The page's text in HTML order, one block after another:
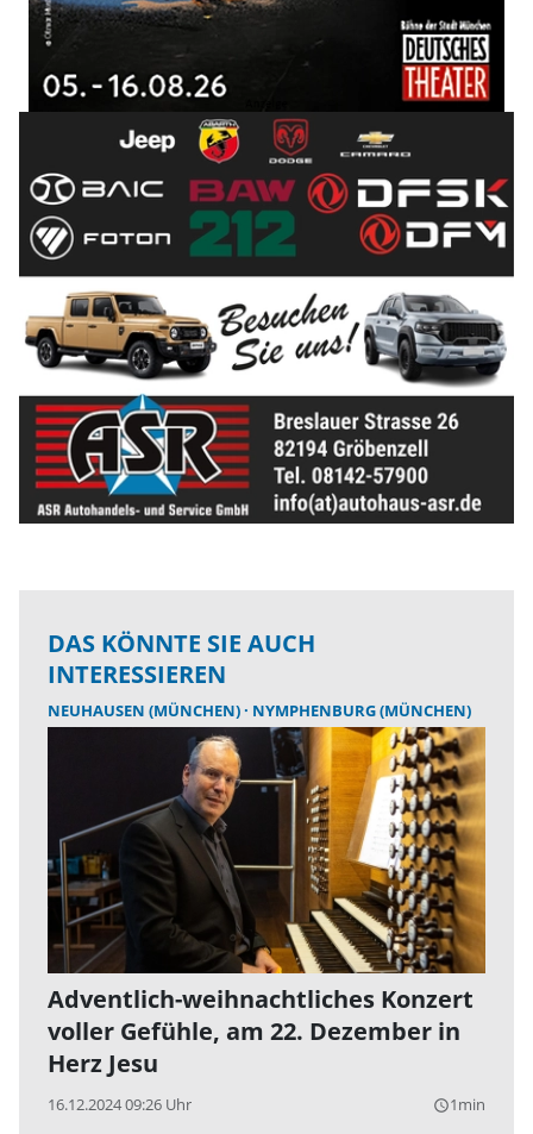
DAS KÖNNTE SIE AUCH
INTERESSIEREN
NEUHAUSEN (MÜNCHEN) NYMPHENBURG (MÜNCHEN)
Adventlich-weihnachtliches Konzert
voller Gefühle, am 22. Dezember in
Herz Jesu
16.12.2024 09:26 Uhr query_builder1min